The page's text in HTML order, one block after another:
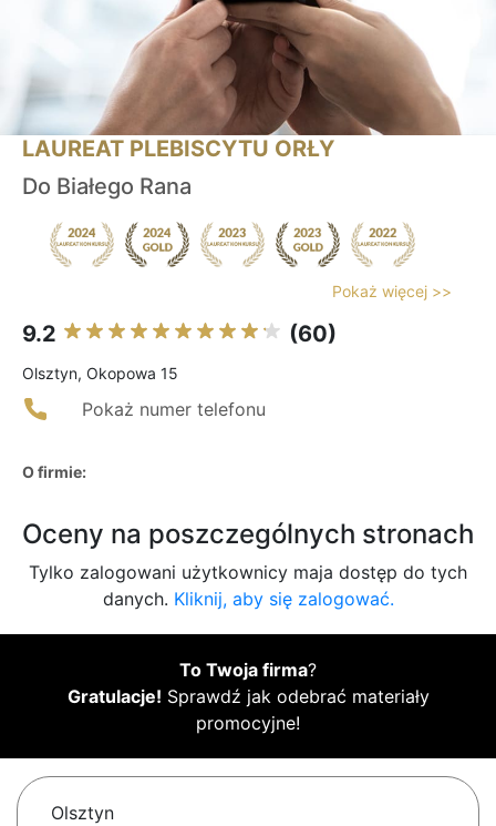
LAUREAT PLEBISCYTU ORŁY
Do Białego Rana
Pokaż więcej >>
9.2 (60)
Olsztyn, Okopowa 15
Pokaż numer telefonu
O firmie:
Oceny na poszczególnych stronach
Tylko zalogowani użytkownicy maja dostęp do tych
danych. Kliknij, aby się zalogować.
To Twoja firma?
Gratulacje! Sprawdź jak odebrać materiały
promocyjne!
Olsztyn